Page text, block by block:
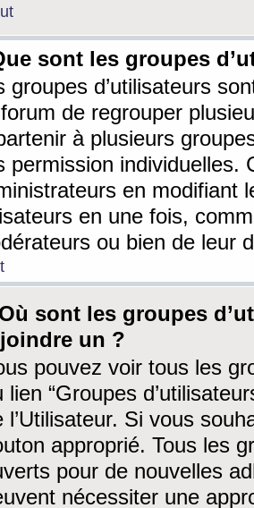
sont les groupes
groupes d’utilisateurs
de regrouper
à plusieurs
permission individuelles.
en modifiant
en une fois,
ou bien de leur
sont les groupes
un ?
pouvez voir tous les
lien “Groupes
l’Utilisateur. Si vous
approprié. Tous les
pour de nouvelles
nécessiter une